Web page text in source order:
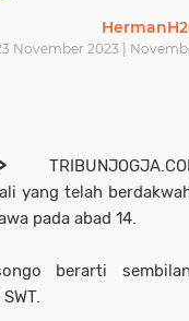
November 2023 |
yang telah
pada abad 14.
berarti sembilan